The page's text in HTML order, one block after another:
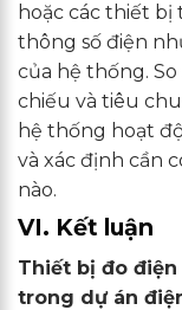
hoặc các thiết
thông số điện
của hệ thống.
chiếu và tiêu
hệ thống hoạt
và xác định cần
nào.
VI. Kết luận
Thiết bị đo
trong dự án